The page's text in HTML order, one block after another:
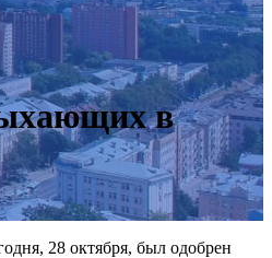
в
28 октября, был одобрен